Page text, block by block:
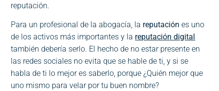
reputación.
Para un profesional de la abogacía, la reputaciónes uno
de los activos más importantes y la reputación digital
también debería serlo. El hecho de no estar presente en
las redes sociales no evita que se hable de ti, y si se
habla de ti lo mejor es saberlo, porque ¿Quién mejor que
uno mismo para velar por tu buen nombre?